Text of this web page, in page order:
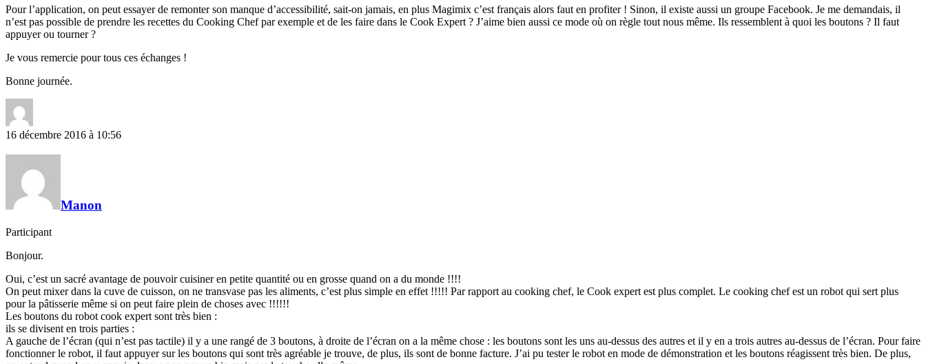
Pour l’application, on peut essayer de remonter son manque d’accessibilité, sait-on jamais, en plus Magimix c’est français alors faut en profiter ! Sinon, il existe aussi un groupe Facebook. Je me demandais, il
n’est pas possible de prendre les recettes du Cooking Chef par exemple et de les faire dans le Cook Expert ? J’aime bien aussi ce mode où on règle tout nous même. Ils ressemblent à quoi les boutons ? Il faut
appuyer ou tourner ?
Je vous remercie pour tous ces échanges !
Bonne journée.
16 décembre 2016 à 10:56
Manon
Participant
Bonjour.
Oui, c’est un sacré avantage de pouvoir cuisiner en petite quantité ou en grosse quand on a du monde !!!!
On peut mixer dans la cuve de cuisson, on ne transvase pas les aliments, c’est plus simple en effet !!!!! Par rapport au cooking chef, le Cook expert est plus complet. Le cooking chef est un robot qui sert plus
pour la pâtisserie même si on peut faire plein de choses avec !!!!!!
Les boutons du robot cook expert sont très bien :
ils se divisent en trois parties :
A gauche de l’écran (qui n’est pas tactile) il y a une rangé de 3 boutons, à droite de l’écran on a la même chose : les boutons sont les uns au-dessus des autres et il y en a trois autres au-dessus de l’écran. Pour faire
fonctionner le robot, il faut appuyer sur les boutons qui sont très agréable je trouve, de plus, ils sont de bonne facture. J’ai pu tester le robot en mode de démonstration et les boutons réagissent très bien. De plus,